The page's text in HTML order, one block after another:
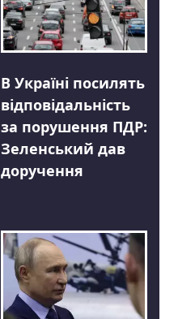
В Україні посилять
відповідальність
за порушення ПДР:
Зеленський дав
доручення